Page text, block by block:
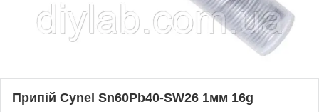
Припій Cynel Sn60Pb40-SW26 1мм 16g